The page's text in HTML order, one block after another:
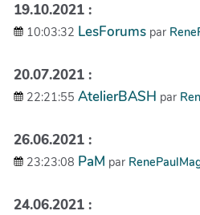
19.10.2021 :
10:03:32 LesForums par
20.07.2021 :
22:21:55 AtelierBASH par
26.06.2021 :
23:23:08 PaM par
24.06.2021 :